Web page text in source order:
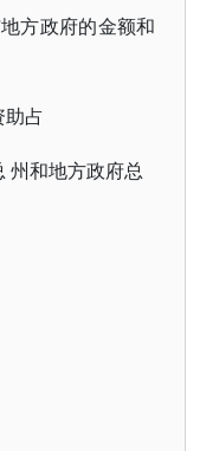
方政府的金额和
助占
州和地方政府总